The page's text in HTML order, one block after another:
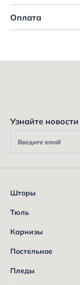
Оплата
Узнайте
Шторы
Тюль
Карнизы
Постельное
Пледы